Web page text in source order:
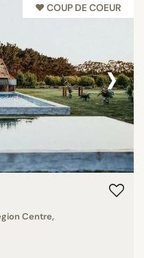
♥︎ COUP DE COEUR
›
Centre,